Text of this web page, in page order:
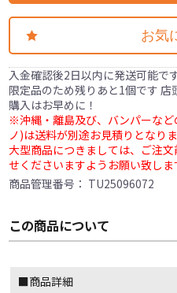
お気
入金確認後2日以内に発送可能で
限定品のため残りあと1個です
購入はお早めに！
※沖縄・離島及び、バンパーな
ノ)は送料が別途お見積りとなりま
大型商品につきましては、ご注
せくださいますようお願い致しま
商品管理番号： TU25096072
この商品について
■商品詳細